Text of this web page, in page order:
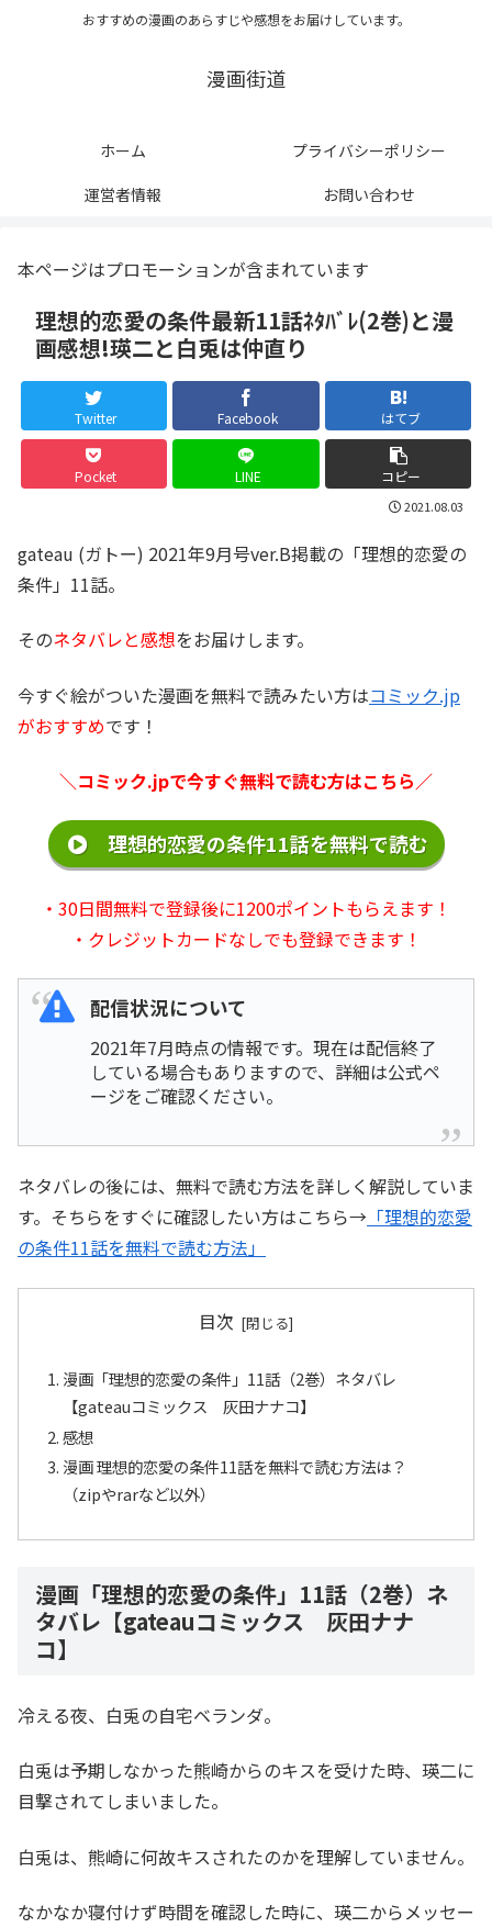
おすすめの漫画のあらすじや感想をお届けしています。
漫画街道
ホーム
プライバシーポリシー
運営者情報
お問い合わせ
本ページはプロモーションが含まれています
理想的恋愛の条件最新11話ﾈﾀﾊﾞﾚ(2巻)と漫
画感想!瑛二と白兎は仲直り
Twitter Facebook はてブ
Pocket LINE コピー
2021.08.03
gateau (ガトー) 2021年9月号ver.B掲載の「理想的恋愛の
条件」11話。
そのネタバレと感想をお届けします。
今すぐ絵がついた漫画を無料で読みたい方はコミック.jp
がおすすめです！
＼コミック.jpで今すぐ無料で読む方はこちら／
理想的恋愛の条件11話を無料で読む
・30日間無料で登録後に1200ポイントもらえます！
・クレジットカードなしでも登録できます！
配信状況について
2021年7月時点の情報です。現在は配信終了
している場合もありますので、詳細は公式ペ
ージをご確認ください。
ネタバレの後には、無料で読む方法を詳しく解説していま
す。そちらをすぐに確認したい方はこちら→ 「理想的恋愛
の条件11話を無料で読む方法」
目次
漫画「理想的恋愛の条件」11話（2巻）ネタバレ
【gateauコミックス 灰田ナナコ】
感想
漫画 理想的恋愛の条件11話を無料で読む方法は？
（zipやrarなど以外）
漫画「理想的恋愛の条件」11話（2巻）ネ
タバレ【gateauコミックス 灰田ナナ
コ】
冷える夜、白兎の自宅ベランダ。
白兎は予期しなかった熊崎からのキスを受けた時、瑛二に
目撃されてしまいました。
白兎は、熊崎に何故キスされたのかを理解していません。
なかなか寝付けず時間を確認した時に、瑛二からメッセー